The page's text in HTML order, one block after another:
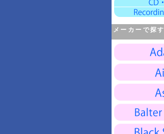
メーカーで探す